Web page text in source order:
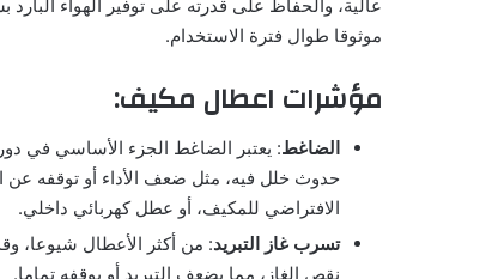
عالية، والحفاظ على قدرته على توفير الهواء
موثوقا طوال فترة الاستخدام.
مؤشرات اعطال مكيف:
الضاغط: يعتبر الضاغط الجزء الأساسي في
حدوث خلل فيه، مثل ضعف الأداء أو توقفه عن
الافتراضي للمكيف، أو عطل كهربائي داخلي.
تسرب غاز التبريد: من أكثر الأعطال شيوعا،
نقص الغاز، مما يضعف التبريد أو يوقفه تماما.